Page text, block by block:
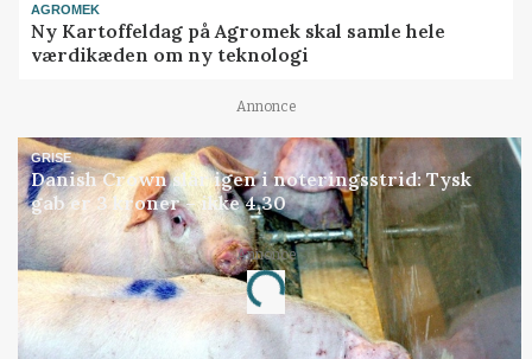
AGROMEK
Ny Kartoffeldag på Agromek skal samle hele
værdikæden om ny teknologi
Annonce
GRISE
Danish Crown slår igen i noteringsstrid: Tysk
gab er 3 kroner – ikke 4,30
Annonce
Loading...